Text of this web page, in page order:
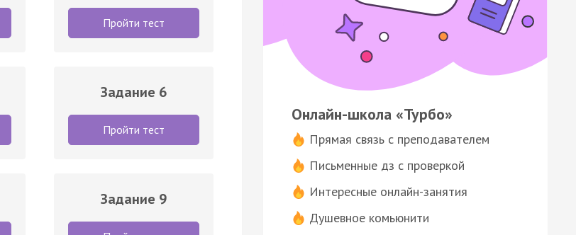
Пройти тест
Задание 6
Пройти тест
Задание 9
Онлайн-школа «Турбо»
Прямая связь с преподавателем
Письменные дз с проверкой
Интересные онлайн-занятия
Душевное комьюнити